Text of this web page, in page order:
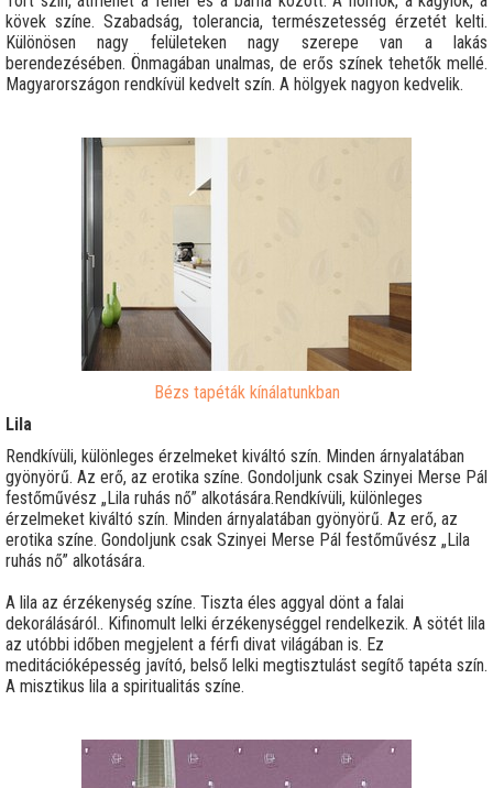
kövek színe. Szabadság, tolerancia, természetesség érzetét kelti.
Különösen nagy felületeken nagy szerepe van a lakás
berendezésében. Önmagában unalmas, de erős színek tehetők mellé.
Magyarországon rendkívül kedvelt szín. A hölgyek nagyon kedvelik.
Bézs tapéták kínálatunkban
Lila
Rendkívüli, különleges érzelmeket kiváltó szín. Minden árnyalatában
gyönyörű. Az erő, az erotika színe. Gondoljunk csak Szinyei Merse Pál
festőművész „Lila ruhás nő” alkotására.Rendkívüli, különleges
érzelmeket kiváltó szín. Minden árnyalatában gyönyörű. Az erő, az
erotika színe. Gondoljunk csak Szinyei Merse Pál festőművész „Lila
ruhás nő” alkotására.
A lila az érzékenység színe. Tiszta éles aggyal dönt a falai
dekorálásáról.. Kifinomult lelki érzékenységgel rendelkezik. A sötét lila
az utóbbi időben megjelent a férfi divat világában is. Ez
meditációképesség javító, belső lelki megtisztulást segítő tapéta szín.
A misztikus lila a spiritualitás színe.